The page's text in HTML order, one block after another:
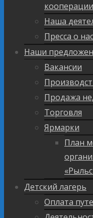
кооперации
Наша
Пресса о нас
Наши
Вакансии
Продажа
Торговля
Ярмарки
План
Детский лагерь
Оплата